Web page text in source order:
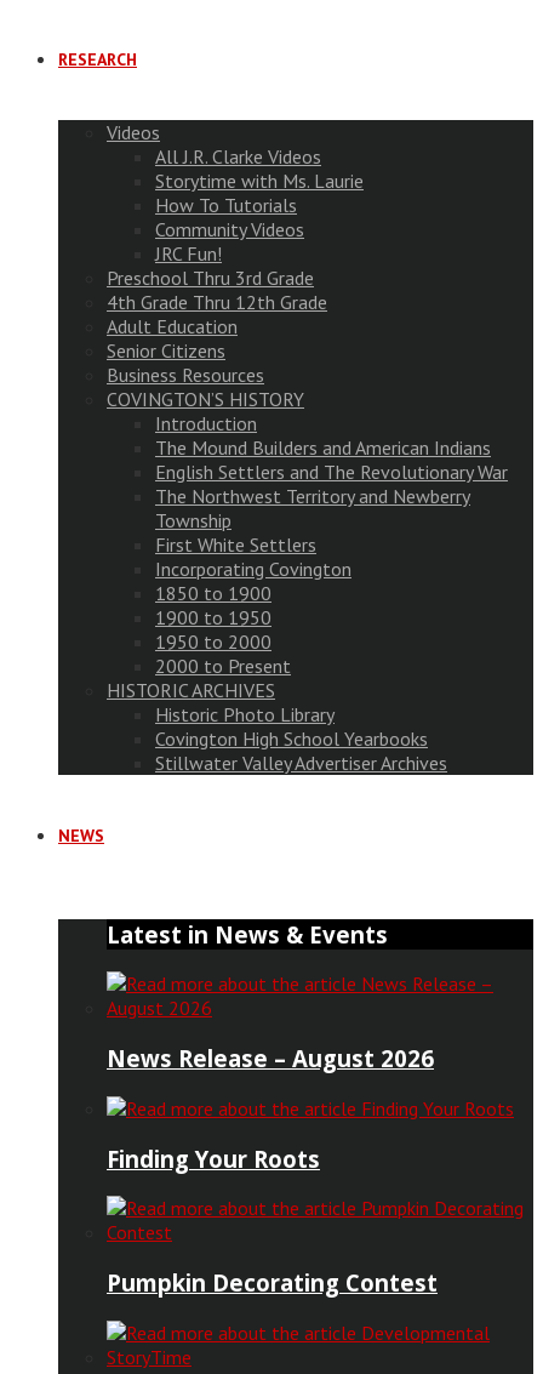
RESEARCH
Videos
All J.R. Clarke Videos
Storytime with Ms. Laurie
How To Tutorials
Community Videos
JRC Fun!
Preschool Thru 3rd Grade
4th Grade Thru 12th Grade
Adult Education
Senior Citizens
Business Resources
COVINGTON’S HISTORY
Introduction
The Mound Builders and American Indians
English Settlers and The Revolutionary War
The Northwest Territory and Newberry
Township
First White Settlers
Incorporating Covington
1850 to 1900
1900 to 1950
1950 to 2000
2000 to Present
HISTORIC ARCHIVES
Historic Photo Library
Covington High School Yearbooks
Stillwater Valley Advertiser Archives
NEWS
Latest in News & Events
News Release – August 2026
Finding Your Roots
Pumpkin Decorating Contest